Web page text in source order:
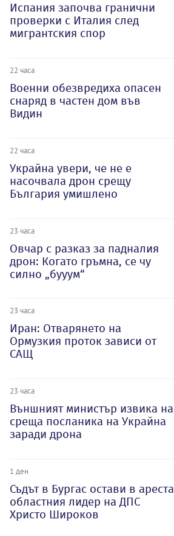
Испания започва гранични
проверки с Италия след
мигрантския спор
22 часа
Военни обезвредиха опасен
снаряд в частен дом във
Видин
22 часа
Украйна увери, че не е
насочвала дрон срещу
България умишлено
23 часа
Овчар с разказ за падналия
дрон: Когато гръмна, се чу
силно „бууум“
23 часа
Иран: Отварянето на
Ормузкия проток зависи от
САЩ
23 часа
Външният министър извика на
среща посланика на Украйна
заради дрона
1 ден
Съдът в Бургас остави в ареста
областния лидер на ДПС
Христо Широков